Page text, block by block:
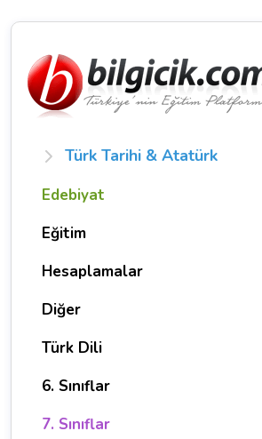
Türk Tarihi & Atatürk
Edebiyat
Eğitim
Hesaplamalar
Diğer
Türk Dili
6. Sınıflar
7. Sınıflar